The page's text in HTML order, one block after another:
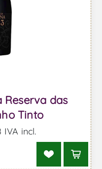
Reserva das
Tinto
IVA incl.